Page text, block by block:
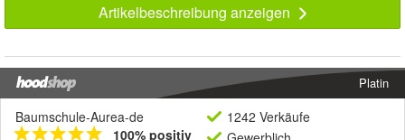
Artikelbeschreibung anzeigen
Platin
Baumschule-Aurea-de
100% positiv
1242 Verkäufe